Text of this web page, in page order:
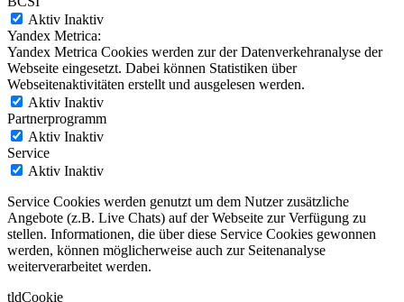
Aktiv Inaktiv
Yandex Metrica:
Yandex Metrica Cookies werden zur der Datenverkehranalyse der
Webseite eingesetzt. Dabei können Statistiken über
Webseitenaktivitäten erstellt und ausgelesen werden.
Aktiv Inaktiv
Partnerprogramm
Aktiv Inaktiv
Service
Aktiv Inaktiv
Service Cookies werden genutzt um dem Nutzer zusätzliche
Angebote (z.B. Live Chats) auf der Webseite zur Verfügung zu
stellen. Informationen, die über diese Service Cookies gewonnen
werden, können möglicherweise auch zur Seitenanalyse
weiterverarbeitet werden.
tldCookie